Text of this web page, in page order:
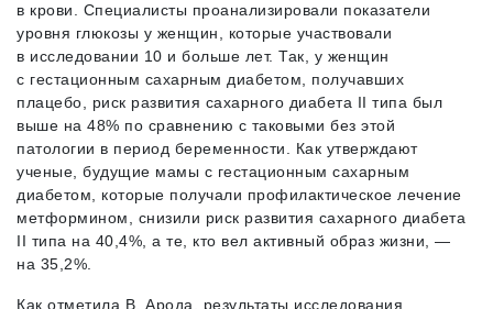
в крови. Специалисты проанализировали показатели
уровня глюкозы у женщин, которые участвовали
в исследовании 10 и больше лет. Так, у женщин
с гестационным сахарным диабетом, получавших
плацебо, риск развития сахарного диабета II типа был
выше на 48% по сравнению с таковыми без этой
патологии в период беременности. Как утверждают
ученые, будущие мамы с гестационным сахарным
диабетом, которые получали профилактическое лечение
метформином, снизили риск развития сахарного диабета
II типа на 40,4%, а те, кто вел активный образ жизни, —
на 35,2%.
Как отметила В. Арода, результаты исследования